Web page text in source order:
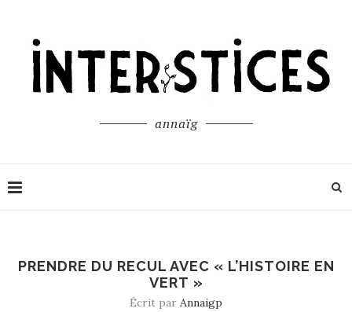
annaïg
PRENDRE DU RECUL AVEC « L’HISTOIRE EN
VERT »
Écrit par Annaigp